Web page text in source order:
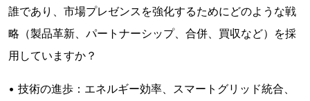
誰であり、市場プレゼンスを強化するためにどのような戦
略（製品革新、パートナーシップ、合併、買収など）を採
用していますか？
• 技術の進歩：エネルギー効率、スマートグリッド統合、